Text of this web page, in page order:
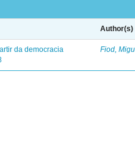
Author(s)
da democracia
Fiod,